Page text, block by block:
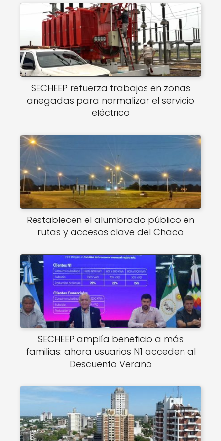
SECHEEP refuerza trabajos en zonas
anegadas para normalizar el servicio
eléctrico
Restablecen el alumbrado público en
rutas y accesos clave del Chaco
SECHEEP amplía beneficio a más
familias: ahora usuarios N1 acceden al
Descuento Verano